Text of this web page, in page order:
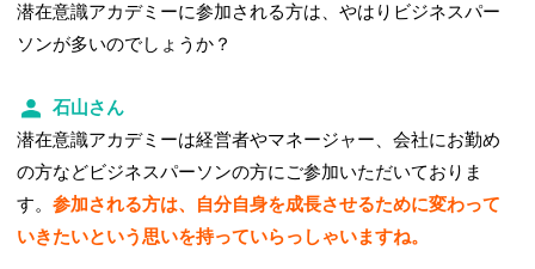
潜在意識アカデミーに参加される方は、やはりビジネスパー
ソンが多いのでしょうか？
石山さん
潜在意識アカデミーは経営者やマネージャー、会社にお勤め
の方などビジネスパーソンの方にご参加いただいておりま
す。参加される方は、自分自身を成長させるために変わって
いきたいという思いを持っていらっしゃいますね。